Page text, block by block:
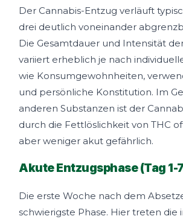
Der Cannabis-Entzug verläuft
drei deutlich voneinander
Die Gesamtdauer und Intensität
variiert erheblich je nach
wie Konsumgewohnheiten,
und persönliche Konstitution. Im
anderen Substanzen ist der
durch die Fettlöslichkeit von THC
aber weniger akut gefährlich.
Akute Entzugsphase (Tag 1-
Die erste Woche nach dem
schwierigste Phase. Hier treten die